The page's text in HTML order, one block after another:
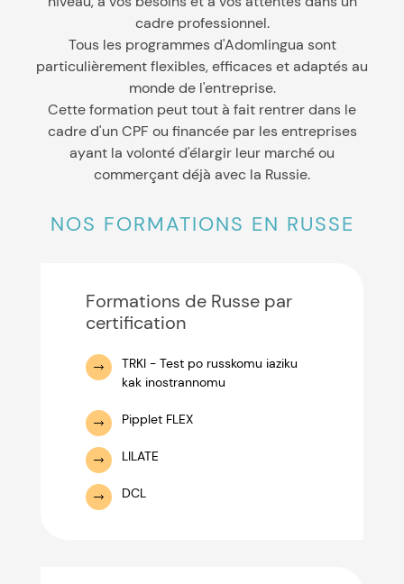
cadre professionnel.
Tous les programmes d'Adomlingua sont
particulièrement flexibles, efficaces et adaptés au
monde de l'entreprise.
Cette formation peut tout à fait rentrer dans le
cadre d'un CPF ou financée par les entreprises
ayant la volonté d'élargir leur marché ou
commerçant déjà avec la Russie.
NOS FORMATIONS EN RUSSE
Formations de Russe par
certification
TRKI - Test po russkomu iaziku
kak inostrannomu
Pipplet FLEX
LILATE
DCL